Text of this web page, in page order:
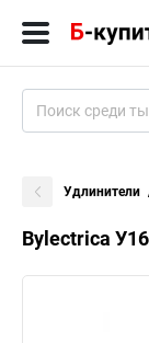
Удлинители
Bylectrica